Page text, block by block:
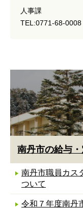
南丹市の給与
南丹市職員カス
ついて
令和７年度南丹
人事課
TEL:0771-68-0008